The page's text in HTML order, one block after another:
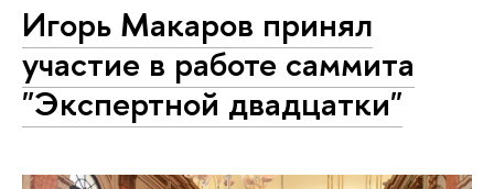
Игорь Макаров принял
участие в работе саммита
"Экспертной двадцатки"